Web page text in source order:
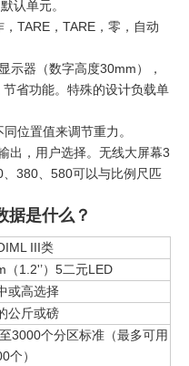
认单元。
TARE，TARE，零，自动
示器（数字高度30mm），
省功能。特殊的设计负载单
位置值来调节重力。
出，用户选择。无线大屏幕3
380、580可以与比例尺匹
据是什么？
III类
（1.2'’）5二元LED
或高选择
公斤或磅
3000个分区标准（最多可用
个）